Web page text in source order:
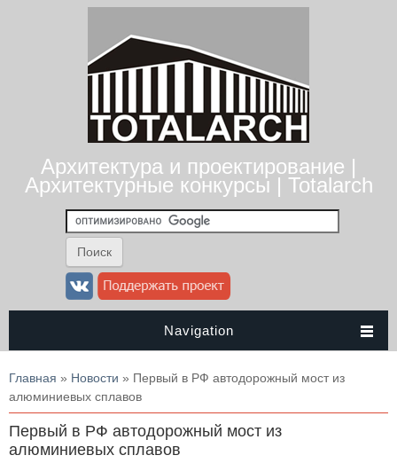
Архитектура и проектирование |
Архитектурные конкурсы | Totalarch
Navigation
Вы здесь
Главная » Новости » Первый в РФ автодорожный мост из
алюминиевых сплавов
Первый в РФ автодорожный мост из
алюминиевых сплавов